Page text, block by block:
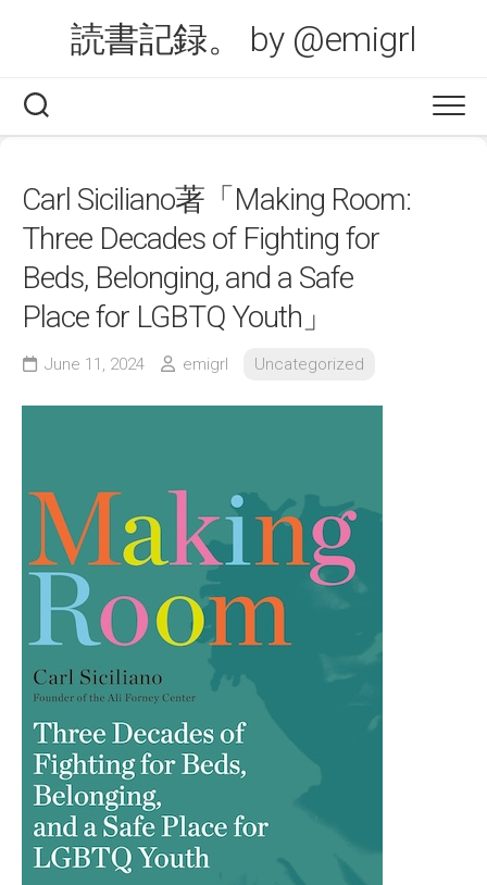
読書記録。 by @emigrl
Carl Siciliano著「Making Room:
Three Decades of Fighting for
Beds, Belonging, and a Safe
Place for LGBTQ Youth」
June 11, 2024 emigrl Uncategorized